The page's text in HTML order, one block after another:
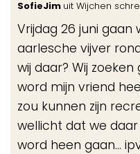
lijst
SofieJim uit Wijchen
Vrijdag 26 juni gaan
aarlesche vijver
wij daar? Wij
word mijn vriend
zou kunnen zijn
wellicht dat we
word heen gaan…